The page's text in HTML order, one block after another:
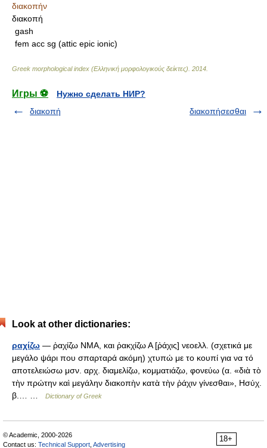
διακοπήν
διακοπή
gash
fem acc sg (attic epic ionic)
Greek morphological index (Ελληνική μορφολογικούς δείκτες) 2014
Игры ⚽
Нужно сделать НИР?
διακοπή
διακοπήσεσθαι
Look at other dictionaries:
ραχίζω — ῥαχίζω ΝΜΑ, και ῥακχίζω Α [ῥάχις] νεοελλ. (σχετικά με
μεγάλο ψάρι που σπαρταρά ακόμη) χτυπώ με το κουπί για να τό
αποτελειώσω μσν. αρχ. διαμελίζω, κομματιάζω, φονεύω (α. «διὰ τὸ
τὴν πρώτην καὶ μεγάλην διακοπὴν κατὰ τὴν ῥάχιν γίνεσθαι», Ησύχ.
β.… …
Dictionary of Greek
18+
© Academic, 2000-2026
Contact us: Technical Support Advertising